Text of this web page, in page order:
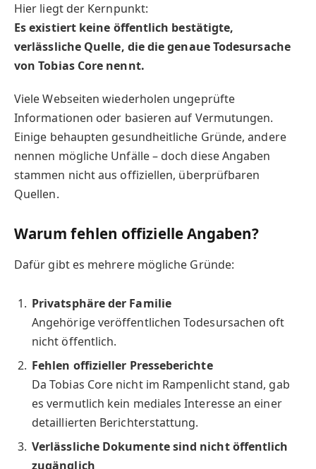
Hier liegt der Kernpunkt:
Es existiert keine öffentlich bestätigte,
verlässliche Quelle, die die genaue Todesursache
von Tobias Core nennt.
Viele Webseiten wiederholen ungeprüfte
Informationen oder basieren auf Vermutungen.
Einige behaupten gesundheitliche Gründe, andere
nennen mögliche Unfälle – doch diese Angaben
stammen nicht aus offiziellen, überprüfbaren
Quellen.
Warum fehlen offizielle Angaben?
Dafür gibt es mehrere mögliche Gründe:
Privatsphäre der Familie
Angehörige veröffentlichen Todesursachen oft
nicht öffentlich.
Fehlen offizieller Presseberichte
Da Tobias Core nicht im Rampenlicht stand, gab
es vermutlich kein mediales Interesse an einer
detaillierten Berichterstattung.
Verlässliche Dokumente sind nicht öffentlich
zugänglich